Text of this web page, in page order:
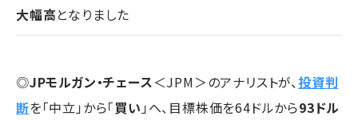
大幅高となりました
◎JPモルガン・チェース＜JPM＞のアナリストが、投資判
断を「中立」から「買い 」へ、目標株価を64ドルから93ドル